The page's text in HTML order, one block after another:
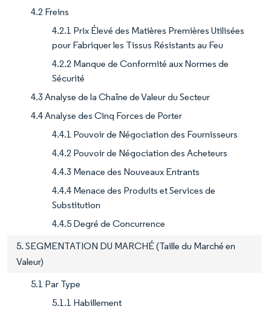
4.2 Freins
4.2.1 Prix Élevé des Matières Premières Utilisées
pour Fabriquer les Tissus Résistants au Feu
4.2.2 Manque de Conformité aux Normes de
Sécurité
4.3 Analyse de la Chaîne de Valeur du Secteur
4.4 Analyse des Cinq Forces de Porter
4.4.1 Pouvoir de Négociation des Fournisseurs
4.4.2 Pouvoir de Négociation des Acheteurs
4.4.3 Menace des Nouveaux Entrants
4.4.4 Menace des Produits et Services de
Substitution
4.4.5 Degré de Concurrence
5. SEGMENTATION DU MARCHÉ (Taille du Marché en
Valeur)
5.1 Par Type
5.1.1 Habillement